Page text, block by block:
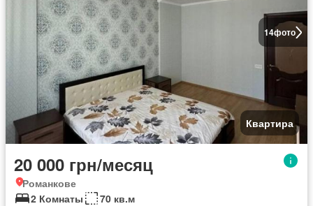
14фото
Квартира
20 000 грн/месяц
Романкове
2 Комнаты
70 кв.м